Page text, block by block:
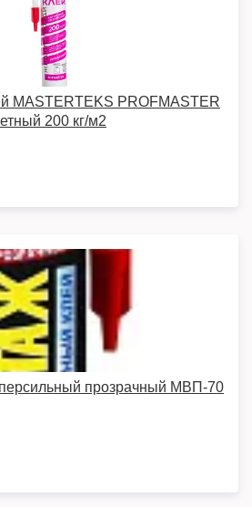
MASTERTEKS PROFMASTER
200 кг/м2
прозрачный МВП-70